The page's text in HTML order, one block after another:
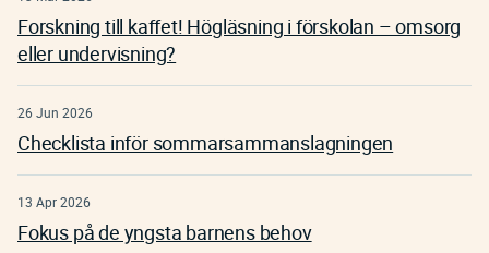
Forskning till kaffet! Högläsning i förskolan – omsorg
eller undervisning?
26 Jun 2026
Checklista inför sommarsammanslagningen
13 Apr 2026
Fokus på de yngsta barnens behov